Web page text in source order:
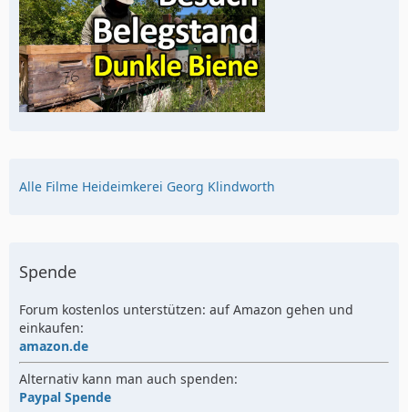
Alle Filme Heideimkerei Georg Klindworth
Spende
Forum kostenlos unterstützen: auf Amazon gehen und
einkaufen:
amazon.de
Alternativ kann man auch spenden:
Paypal Spende